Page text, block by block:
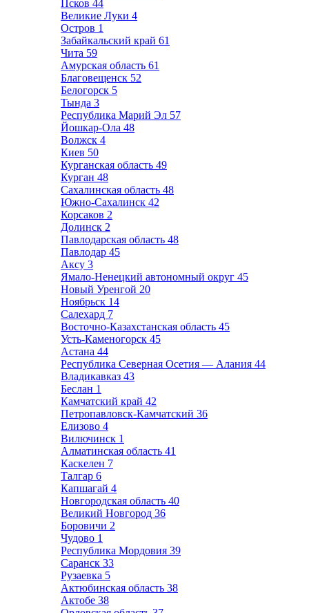
Псков 44
Великие Луки 4
Остров 1
Забайкальский край 61
Чита 59
Амурская область 61
Благовещенск 52
Белогорск 5
Тында 3
Республика Марий Эл 57
Йошкар-Ола 48
Волжск 4
Киев 50
Курганская область 49
Курган 48
Сахалинская область 48
Южно-Сахалинск 42
Корсаков 2
Долинск 2
Павлодарская область 48
Павлодар 45
Аксу 3
Ямало-Ненецкий автономный округ 45
Новый Уренгой 20
Ноябрьск 14
Салехард 7
Восточно-Казахстанская область 45
Усть-Каменогорск 45
Астана 44
Республика Северная Осетия — Алания 44
Владикавказ 43
Беслан 1
Камчатский край 42
Петропавловск-Камчатский 36
Елизово 4
Вилючинск 1
Алматинская область 41
Каскелен 7
Талгар 6
Капшагай 4
Новгородская область 40
Великий Новгород 36
Боровичи 2
Чудово 1
Республика Мордовия 39
Саранск 33
Рузаевка 5
Актюбинская область 38
Актобе 38